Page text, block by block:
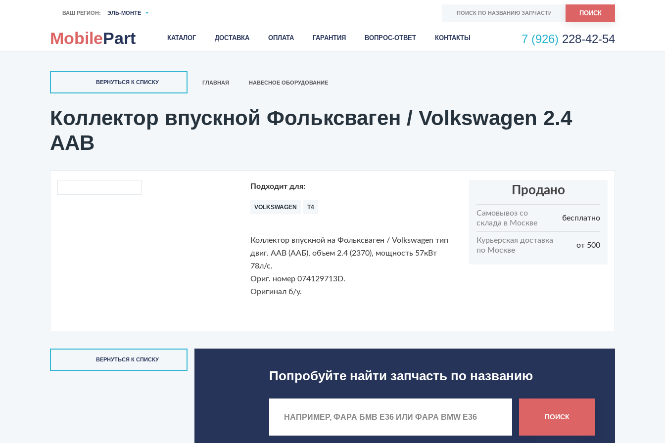
ВАШ РЕГИОН: ЭЛЬ-МОНТЕ ПОИСК
MobilePart КАТАЛОГ ДОСТАВКА ОПЛАТА ГАРАНТИЯ ВОПРОС-ОТВЕТ КОНТАКТЫ 7 (926) 228-42-54
ВЕРНУТЬСЯ К СПИСКУ ГЛАВНАЯ НАВЕСНОЕ ОБОРУДОВАНИЕ
Коллектор впускной Фольксваген / Volkswagen 2.4
AAB
Подходит для:
VOLKSWAGEN T4
Коллектор впускной на Фольксваген / Volkswagen тип
двиг. AAB (ААБ), объем 2.4 (2370), мощность 57кВт
78л/с.
Ориг. номер 074129713D.
Оригинал б/у.
Продано
Самовывоз со
склада в Москве
бесплатно
Курьерская доставка
по Москве
от 500
ВЕРНУТЬСЯ К СПИСКУ
Попробуйте найти запчасть по названию
ПОИСК